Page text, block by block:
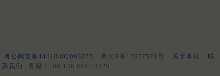
粤公网安备44010402003275 粤ICP备17077571号 关于本站
联
系我们
客服：+86 136 0901 3320